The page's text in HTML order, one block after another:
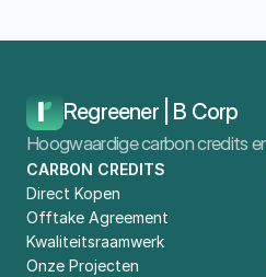
Regreener | B Corp
Hoogwaardige carbon credits
CARBON CREDITS
Direct Kopen
Offtake Agreement
Kwaliteitsraamwerk
Onze Projecten